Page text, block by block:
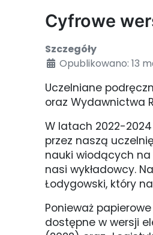
Cyfrowe
Szczegóły
Opublikowano: 13
Uczelniane
oraz Wydawnictwa
W latach 2022-
przez naszą
nauki wiodących
nasi wykładowcy.
Łodygowski, który
Ponieważ
dostępne w wersji